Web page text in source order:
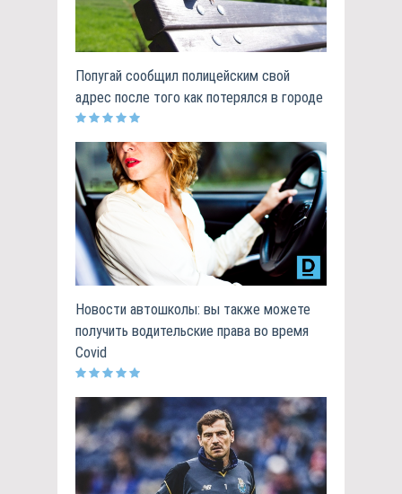
Попугай сообщил полицейским свой
адрес после того как потерялся в городе
Новости автошколы: вы также можете
получить водительские права во время
Covid